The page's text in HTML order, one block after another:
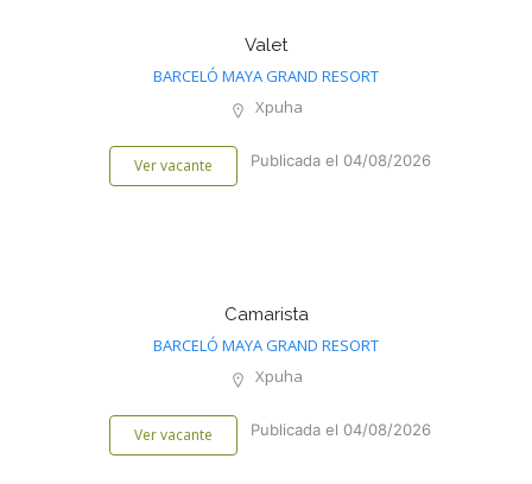
Valet
BARCELÓ MAYA GRAND RESORT
Xpuha
Ver vacante Publicada el 04/08/2026
Camarista
BARCELÓ MAYA GRAND RESORT
Xpuha
Ver vacante Publicada el 04/08/2026